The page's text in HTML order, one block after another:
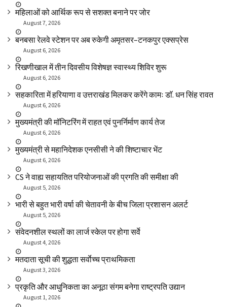
महिलाओं को आर्थिक रूप से सशक्त बनाने पर जोर
August 7, 2026
बनबसा रेलवे स्टेशन पर अब रुकेगी अमृतसर–टनकपुर एक्सप्रेस
August 6, 2026
रिखणीखाल में तीन दिवसीय विशेषज्ञ स्वास्थ्य शिविर शुरू
August 6, 2026
सहकारिता में हरियाणा व उत्तराखंड मिलकर करेंगे कामः डाॅ. धन सिंह रावत
August 6, 2026
मुख्यमंत्री की मॉनिटरिंग में राहत एवं पुनर्निर्माण कार्य तेज
August 6, 2026
मुख्यमंत्री से महानिदेशक एनसीसी ने की शिष्टाचार भेंट
August 6, 2026
CS ने वाह्य सहायतित परियोजनाओं की प्रगति की समीक्षा की
August 5, 2026
भारी से बहुत भारी वर्षा की चेतावनी के बीच जिला प्रशासन अलर्ट
August 5, 2026
संवेदनशील स्थलों का लार्ज स्केल पर होगा सर्वे
August 4, 2026
मतदाता सूची की शुद्धता सर्वाेच्च प्राथमिकता
August 3, 2026
प्रकृति और आधुनिकता का अनूठा संगम बनेगा राष्ट्रपति उद्यान
August 1, 2026